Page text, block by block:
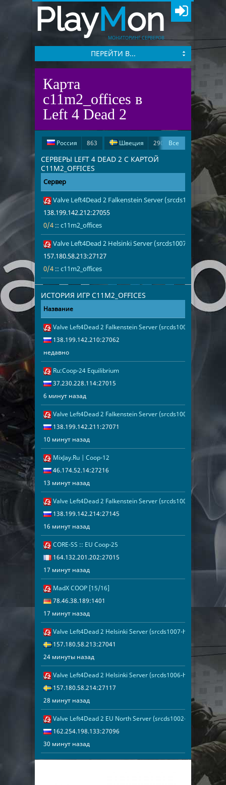
PlayMon
МОНИТОРИНГ СЕРВЕРОВ
ПЕРЕЙТИ В...
Карта
c11m2_offices в
Left 4 Dead 2
Россия 863 Швеция
290
Испания
278 США
196
Германия
51
Великобритания
Франция
11 Иран
4
Румыния
2
Беларусь
Канада
1 Италия
1
Украина
1 Финляндия
Нидерланды
Все
СЕРВЕРЫ LEFT 4 DEAD 2 С КАРТОЙ
C11M2_OFFICES
Сервер Адрес
Игроки
Valve Left4Dead 2 Falkenstein Server (srcds1003-fsn-
138.199.142.212:27055
0/4 :: c11m2_offices
Valve Left4Dead 2 Helsinki Server (srcds1007-hel-
157.180.58.213:27127
0/4 :: c11m2_offices
ИСТОРИЯ ИГР C11M2_OFFICES
Название Адрес
Дата
Valve Left4Dead 2 Falkenstein Server (srcds1005-fsn-
138.199.142.210:27062
недавно
Ru:Coop-24 Equilibrium
37.230.228.114:27015
6 минут назад
Valve Left4Dead 2 Falkenstein Server (srcds1004-fsn-
138.199.142.211:27071
10 минут назад
MixJay.Ru | Coop-12
46.174.52.14:27216
13 минут назад
13 минут
Valve Left4Dead 2 Falkenstein Server (srcds1001-fsn-
138.199.142.214:27145
16 минут назад
16 минут
CORE-SS :: EU Coop-25
164.132.201.202:27015
17 минут назад
MadX COOP [15/16]
78.46.38.189:1401
17 минут назад
Valve Left4Dead 2 Helsinki Server (srcds1007-hel-
157.180.58.213:27041
24 минуты назад
Valve Left4Dead 2 Helsinki Server (srcds1006-hel-
157.180.58.214:27117
28 минут назад
Valve Left4Dead 2 EU North Server (srcds1002-sto1.181.82)
162.254.198.133:27096
30 минут назад
30 минут